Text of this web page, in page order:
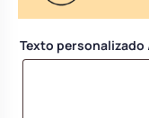
porta alianzas
Otros regalos
Texto personalizado